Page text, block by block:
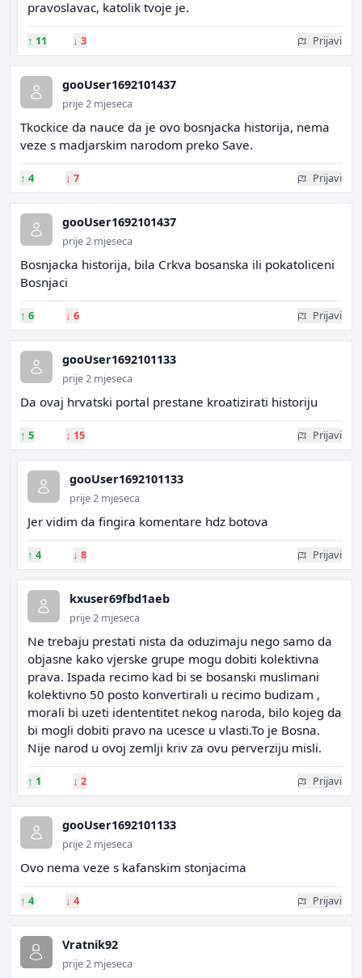
pravoslavac, katolik tvoje je.
↑ 11 ↓ 3 Prijavi
gooUser1692101437
prije 2 mjeseca
Tkockice da nauce da je ovo bosnjacka historija, nema
veze s madjarskim narodom preko Save.
↑ 4 ↓ 7 Prijavi
gooUser1692101437
prije 2 mjeseca
Bosnjacka historija, bila Crkva bosanska ili pokatoliceni
Bosnjaci
↑ 6 ↓ 6 Prijavi
gooUser1692101133
prije 2 mjeseca
Da ovaj hrvatski portal prestane kroatizirati historiju
↑ 5 ↓ 15 Prijavi
gooUser1692101133
prije 2 mjeseca
Jer vidim da fingira komentare hdz botova
↑ 4 ↓ 8 Prijavi
kxuser69fbd1aeb
prije 2 mjeseca
Ne trebaju prestati nista da oduzimaju nego samo da
objasne kako vjerske grupe mogu dobiti kolektivna
prava. Ispada recimo kad bi se bosanski muslimani
kolektivno 50 posto konvertirali u recimo budizam ,
morali bi uzeti idententitet nekog naroda, bilo kojeg da
bi mogli dobiti pravo na ucesce u vlasti.To je Bosna.
Nije narod u ovoj zemlji kriv za ovu perverziju misli.
↑ 1 ↓ 2 Prijavi
gooUser1692101133
prije 2 mjeseca
Ovo nema veze s kafanskim stonjacima
↑ 4 ↓ 4 Prijavi
Vratnik92
prije 2 mjeseca